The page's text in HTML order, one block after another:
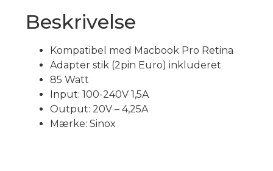
Beskrivelse
Kompatibel med Macbook Pro Retina
Adapter stik (2pin Euro) inkluderet
85 Watt
Input: 100-240V 1,5A
Output: 20V – 4,25A
Mærke: Sinox